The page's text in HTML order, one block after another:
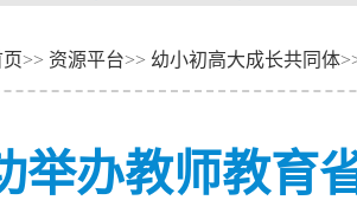
>> 资源平台>> 幼小初高大成长共同体
举办教师教育